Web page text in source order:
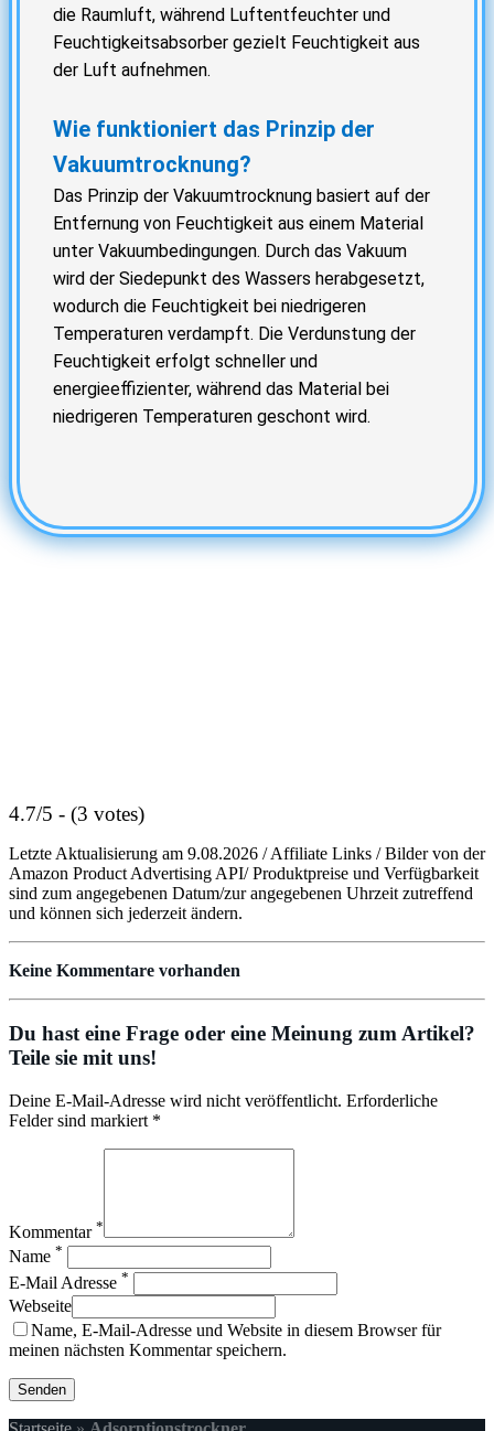
die Raumluft, während Luftentfeuchter und
Feuchtigkeitsabsorber gezielt Feuchtigkeit aus
der Luft aufnehmen.
Wie funktioniert das Prinzip der
Vakuumtrocknung?
Das Prinzip der Vakuumtrocknung basiert auf der
Entfernung von Feuchtigkeit aus einem Material
unter Vakuumbedingungen. Durch das Vakuum
wird der Siedepunkt des Wassers herabgesetzt,
wodurch die Feuchtigkeit bei niedrigeren
Temperaturen verdampft. Die Verdunstung der
Feuchtigkeit erfolgt schneller und
energieeffizienter, während das Material bei
niedrigeren Temperaturen geschont wird.
4.7/5 - (3 votes)
Letzte Aktualisierung am 9.08.2026 / Affiliate Links / Bilder von der
Amazon Product Advertising API/ Produktpreise und Verfügbarkeit
sind zum angegebenen Datum/zur angegebenen Uhrzeit zutreffend
und können sich jederzeit ändern.
Keine Kommentare vorhanden
Du hast eine Frage oder eine Meinung zum Artikel?
Teile sie mit uns!
Deine E-Mail-Adresse wird nicht veröffentlicht. Erforderliche
Felder sind markiert *
Kommentar *
Name *
E-Mail Adresse *
Webseite
Name, E-Mail-Adresse und Website in diesem Browser für
meinen nächsten Kommentar speichern.